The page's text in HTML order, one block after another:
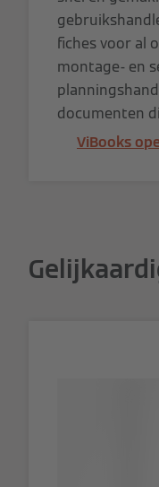
fiches voor al
montage- en
documenten
ViBooks